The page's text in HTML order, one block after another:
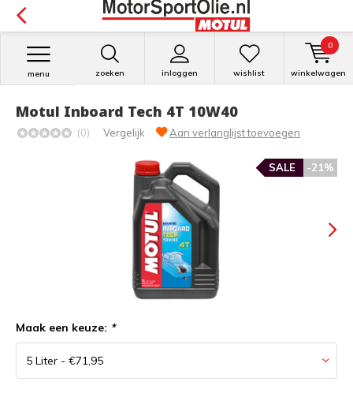
zoeken inloggen
menu wishlist winkelwagen
0
Motul Inboard Tech 4T 10W40
(0) Vergelijk Aan verlanglijst toevoegen
-21%
SALE
Maak een keuze: *